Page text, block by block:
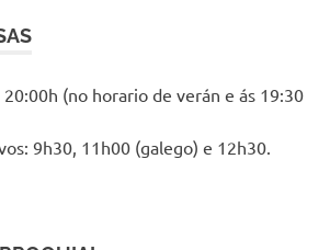
20:00h (no horario de verán e ás 19:30
9h30, 11h00 (galego) e 12h30.